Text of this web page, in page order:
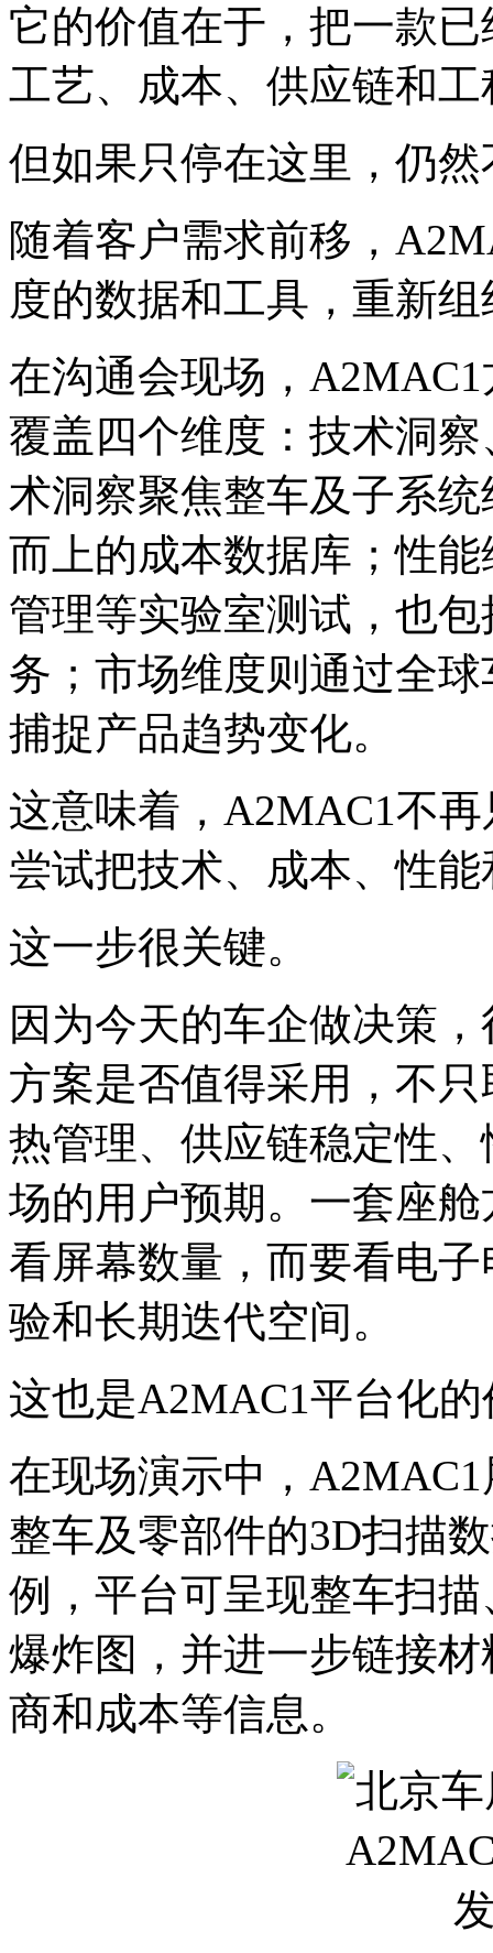
它的价值在于，把一款
工艺、成本、供应链和
但如果只停在这里，仍然
随着客户需求前移，
度的数据和工具，重新
在沟通会现场，
覆盖四个维度：技术洞
术洞察聚焦整车及子系
而上的成本数据库；性
管理等实验室测试，也
务；市场维度则通过全
捕捉产品趋势变化。
这意味着，A2MAC1不
尝试把技术、成本、性
这一步很关键。
因为今天的车企做决策
方案是否值得采用，不
热管理、供应链稳定性
场的用户预期。一套座
看屏幕数量，而要看电
验和长期迭代空间。
这也是A2MAC1平台化
在现场演示中，
整车及零部件的3D扫描
例，平台可呈现整车扫
爆炸图，并进一步链接
商和成本等信息。